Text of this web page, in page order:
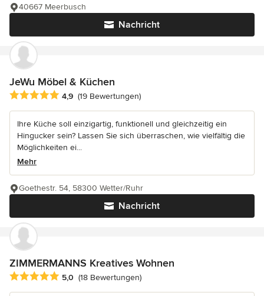
Nachricht
40667 Meerbusch
JeWu Möbel & Küchen
Durchschnittliche Bewertung: 4.9 von 5 Sternen
4,9 (19 Bewertungen)
Ihre Küche soll einzigartig, funktionell und gleichzeitig ein
Hingucker sein? Lassen Sie sich überraschen, wie vielfältig die
Möglichkeiten ei...
Mehr
Nachricht
Goethestr. 54, 58300 Wetter/Ruhr
ZIMMERMANNS Kreatives Wohnen
Durchschnittliche Bewertung: 5 von 5 Sternen
5,0 (18 Bewertungen)